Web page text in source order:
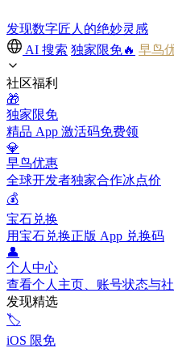
发现数字匠人的绝妙灵感
AI 搜索 独家限免🔥 早鸟
社区福利
🎁
独家限免
精品 App 激活码免费领
💎
早鸟优惠
全球开发者独家合作冰点价
💰
宝石兑换
用宝石兑换正版 App 兑换码
👤
个人中心
查看个人主页、账号状态与
发现精选
🏷️
iOS 限免